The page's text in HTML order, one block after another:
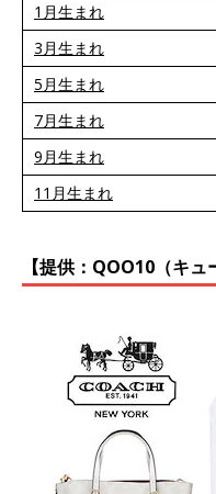
1月生まれ
3月生まれ
5月生まれ
7月生まれ
9月生まれ
11月生まれ
【提供：QOO10（キ